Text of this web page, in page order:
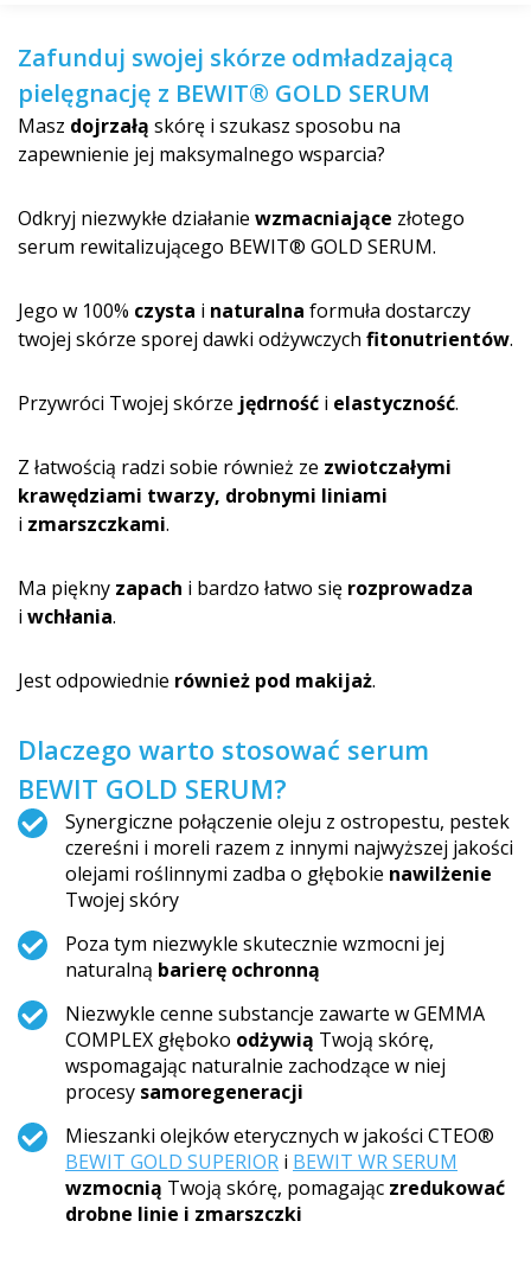
Zafunduj swojej skórze odmładzającą
pielęgnację z BEWIT® GOLD SERUM
Masz dojrzałą skórę i szukasz sposobu na
zapewnienie jej maksymalnego wsparcia?
Odkryj niezwykłe działanie wzmacniające złotego
serum rewitalizującego BEWIT® GOLD SERUM.
Jego w 100% czysta i naturalna formuła dostarczy
twojej skórze sporej dawki odżywczych fitonutrientów.
Przywróci Twojej skórze jędrność i elastyczność.
Z łatwością radzi sobie również ze zwiotczałymi
krawędziami twarzy, drobnymi liniami
i zmarszczkami.
Ma piękny zapach i bardzo łatwo się rozprowadza
i wchłania.
Jest odpowiednie również pod makijaż.
Dlaczego warto stosować serum
BEWIT GOLD SERUM?
Synergiczne połączenie oleju z ostropestu, pestek
czereśni i moreli razem z innymi najwyższej jakości
olejami roślinnymi zadba o głębokie nawilżenie
Twojej skóry
Poza tym niezwykle skutecznie wzmocni jej
naturalną barierę ochronną
Niezwykle cenne substancje zawarte w GEMMA
COMPLEX głęboko odżywią Twoją skórę,
wspomagając naturalnie zachodzące w niej
procesy samoregeneracji
Mieszanki olejków eterycznych w jakości CTEO®
BEWIT GOLD SUPERIOR i BEWIT WR SERUM
wzmocnią Twoją skórę, pomagając zredukować
drobne linie i zmarszczki